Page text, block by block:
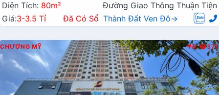
Diện Tích: 80m²
Đường Giao Thông Thuận Tiện
Giá:3-3.5 Tỉ Đã Có Sổ Thành Đất Ven Đô→
CHƯƠNG MỸ Đ 375